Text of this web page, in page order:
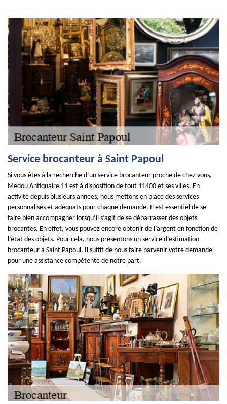
Service brocanteur à Saint Papoul
Si vous êtes à la recherche d’un service brocanteur proche de chez vous,
Medou Antiquaire 11 est à disposition de tout 11400 et ses villes. En
activité depuis plusieurs années, nous mettons en place des services
personnalisés et adéquats pour chaque demande. Il est essentiel de se
faire bien accompagner lorsqu’il s’agit de se débarrasser des objets
brocantes. En effet, vous pouvez encore obtenir de l’argent en fonction de
l’état des objets. Pour cela, nous présentons un service d’estimation
brocanteur à Saint Papoul. Il suffit de nous faire parvenir votre demande
pour une assistance compétente de notre part.